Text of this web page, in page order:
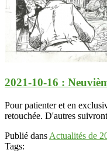
2021-10-16 :
Pour patienter et en
retouchée. D'autres
Publié dans Actualités de
Tags: